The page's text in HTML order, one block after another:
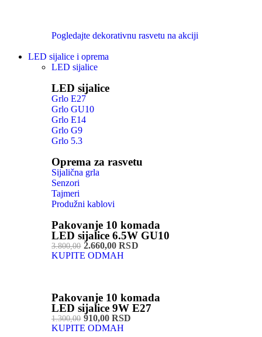
Pogledajte dekorativnu rasvetu na akciji
LED sijalice i oprema
LED sijalice
LED sijalice
Grlo E27
Grlo GU10
Grlo E14
Grlo G9
Grlo 5.3
Oprema za rasvetu
Sijalična grla
Senzori
Tajmeri
Produžni kablovi
Pakovanje 10 komada
LED sijalice 6.5W GU10
3.800,002.660,00 RSD
KUPITE ODMAH
Pakovanje 10 komada
LED sijalice 9W E27
1.300,00910,00 RSD
KUPITE ODMAH